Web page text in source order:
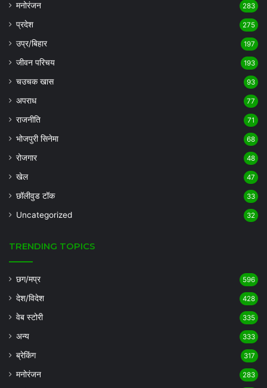
मनोरंजन 283
प्रदेश 275
उप्र/बिहार 197
जीवन परिचय 193
चउचक खास 93
अपराध 77
राजनीति 71
भोजपुरी सिनेमा 68
रोजगार 48
खेल 47
छॉलीवुड टॉक 33
Uncategorized 32
TRENDING TOPICS
छग/मप्र 596
देश/विदेश 428
वेब स्टोरी 335
अन्य 333
ब्रेकिंग 317
मनोरंजन 283